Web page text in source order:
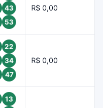
43
53
R$ 0,00
22
34
47
R$ 0,00
13